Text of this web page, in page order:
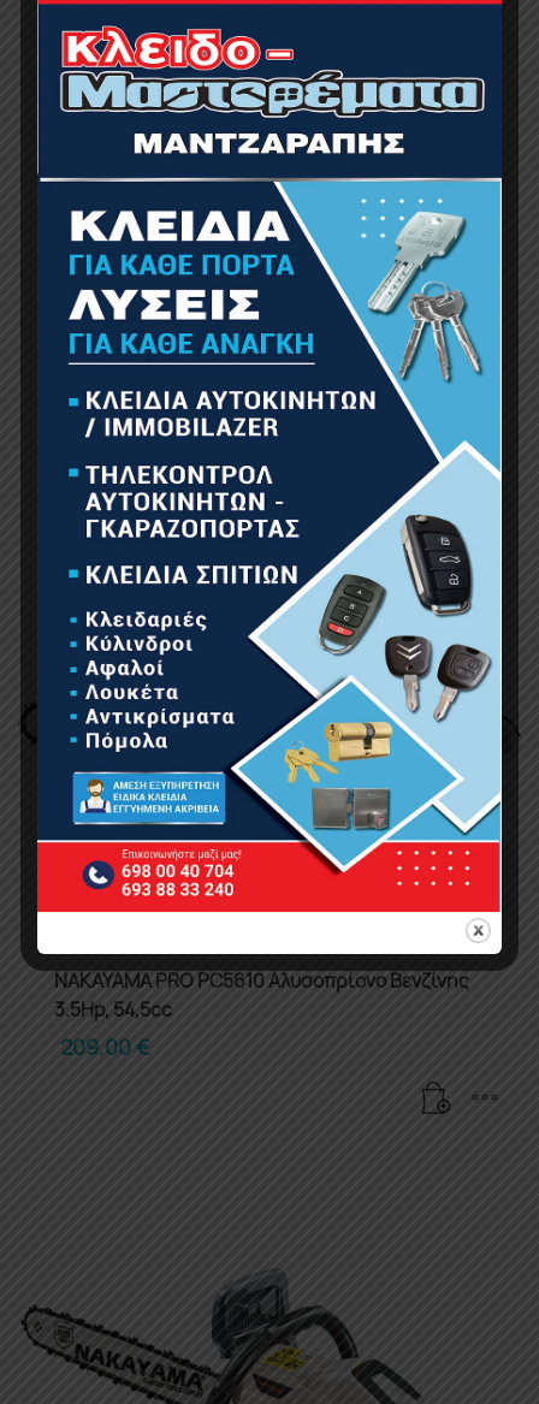
NAKAYAMA PC5600 Αλυσοπρίονο Βενζίνης
2.6Hp, 50cc
129.00€
NAKAYAMA PRO PC5610 Αλυσοπρίονο Βενζίνης
3.5Hp, 54,5cc
209.00€